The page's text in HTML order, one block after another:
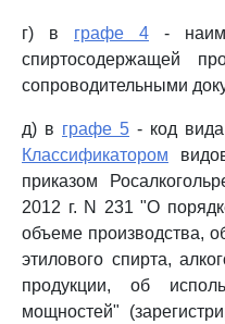
г) в графе 4 -
спиртосодержащей
сопроводительными
д) в графе 5 - код
Классификатором
приказом
2012 г. N 231 "О
объеме производства,
этилового спирта,
продукции, об
мощностей"